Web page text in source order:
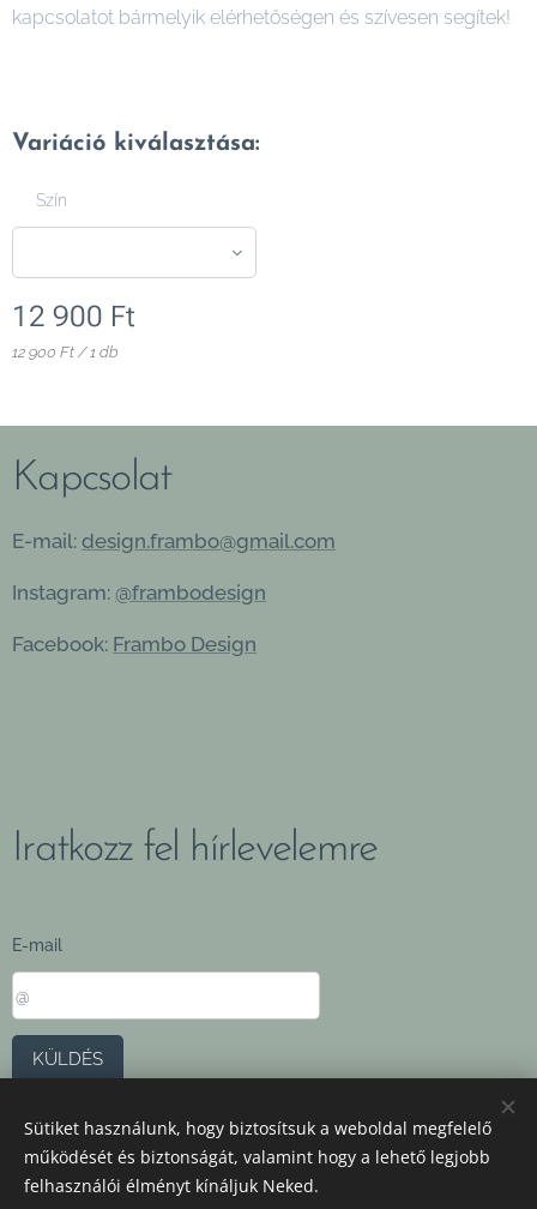
kapcsolatot bármelyik elérhetőségen és szívesen segítek!
Variáció kiválasztása:
Szín
12 900 Ft
12 900 Ft / 1 db
Kapcsolat
E-mail: design.frambo@gmail.com
Instagram: @frambodesign
Facebook: Frambo Design
Iratkozz fel hírlevelemre
E-mail
KÜLDÉS
ÁSZF,Adatvédelmi szabályzat
Sütiket használunk, hogy biztosítsuk a weboldal megfelelő
működését és biztonságát, valamint hogy a lehető legjobb
felhasználói élményt kínáljuk Neked.